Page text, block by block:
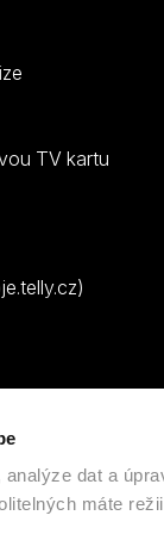
analýze dat a
máte
TV kartu
| Všechna